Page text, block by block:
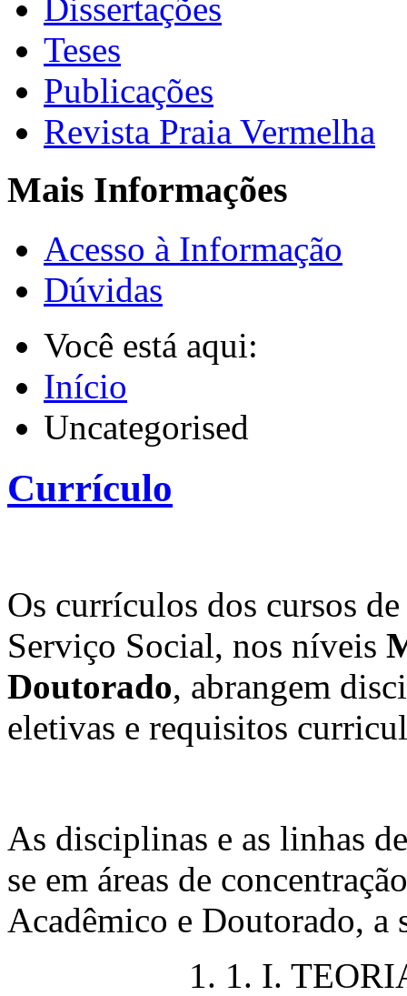
Dissertações
Teses
Publicações
Revista Praia Vermelha
Mais Informações
Acesso à Informação
Dúvidas
Você está aqui:
Início
Uncategorised
Currículo
Os currículos dos cursos
Serviço Social, nos níveis
Doutorado, abrangem
eletivas e requisitos
As disciplinas e as linhas
se em áreas de
Acadêmico e Doutorado, a
I.